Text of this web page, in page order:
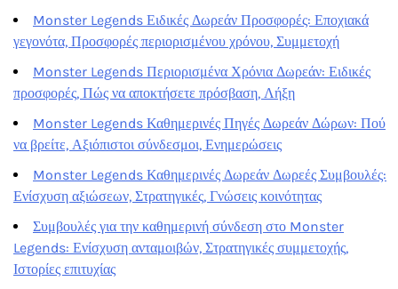
Monster Legends Ειδικές Δωρεάν Προσφορές: Εποχιακά
γεγονότα, Προσφορές περιορισμένου χρόνου, Συμμετοχή
Monster Legends Περιορισμένα Χρόνια Δωρεάν: Ειδικές
προσφορές, Πώς να αποκτήσετε πρόσβαση, Λήξη
Monster Legends Καθημερινές Πηγές Δωρεάν Δώρων: Πού
να βρείτε, Αξιόπιστοι σύνδεσμοι, Ενημερώσεις
Monster Legends Καθημερινές Δωρεάν Δωρεές Συμβουλές:
Ενίσχυση αξιώσεων, Στρατηγικές, Γνώσεις κοινότητας
Συμβουλές για την καθημερινή σύνδεση στο Monster
Legends: Ενίσχυση ανταμοιβών, Στρατηγικές συμμετοχής,
Ιστορίες επιτυχίας